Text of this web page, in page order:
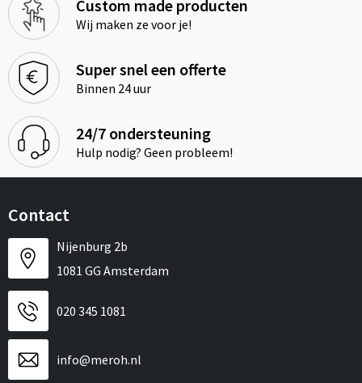
Custom made producten
Wij maken ze voor je!
Super snel een offerte
Binnen 24 uur
24/7 ondersteuning
Hulp nodig? Geen probleem!
Contact
Nijenburg 2b
1081 GG Amsterdam
020 345 1081
info@meroh.nl